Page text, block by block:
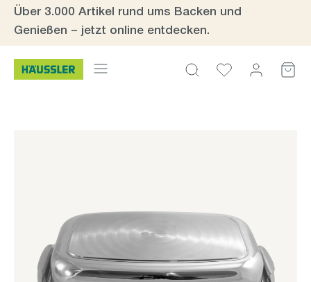
Zum Hauptinhalt springen
Über 3.000 Artikel rund ums Backen und
Genießen – jetzt online entdecken.